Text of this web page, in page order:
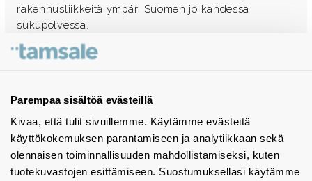
Parempaa sisältöä evästeillä
Kivaa, että tulit sivuillemme. Käytämme evästeitä
käyttökokemuksen parantamiseen ja analytiikkaan sekä
olennaisen toiminnallisuuden mahdollistamiseksi, kuten
tuotekuvastojen esittämiseen. Suostumuksellasi käytämme
rakennusliikkeitä ympäri Suomen jo kahdessa
sukupolvessa.
Ota yhteyttä - autamme mielellämme
Tuotekuvastot
Instagram
BIM-objektit